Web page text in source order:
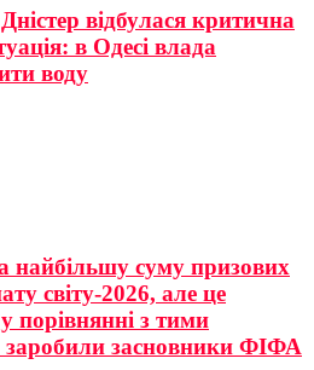
відбулася критична
в Одесі влада
воду
найбільшу суму призових
світу-2026, але це
порівнянні з тими
засновники ФІФА